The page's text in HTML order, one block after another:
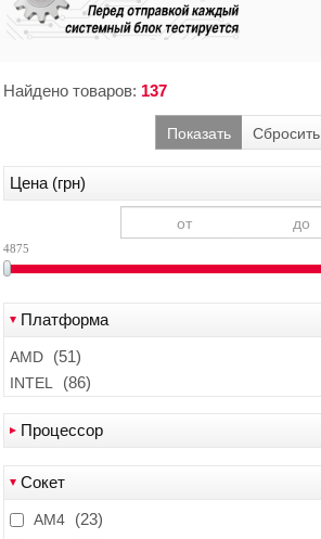
Найдено товаров: 137
Показать Сбросить
Цена (грн)
4875
Платформа
AMD (51)
INTEL (86)
Процессор
AMD A10-7850
AMD A10-9700
Сокет
AM4 (23)